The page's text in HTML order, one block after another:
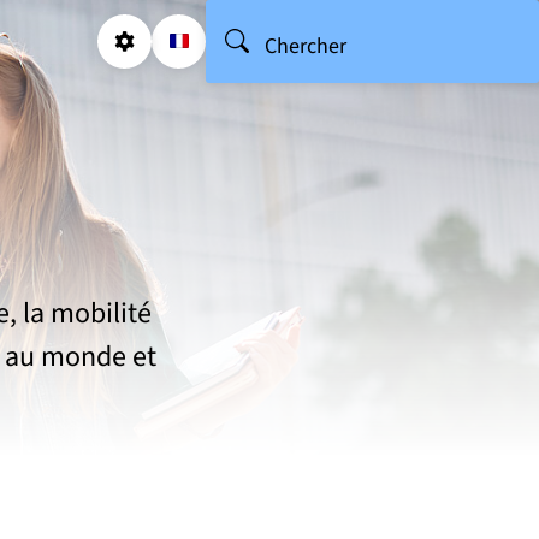
Paramétrages
Sélectionner une langue (
FR
- Français sélectionné)
Chercher
Rechercher
la mobilité
monde et